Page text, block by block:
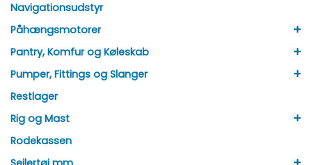
Navigationsudstyr
Påhængsmotorer
+
Pantry, Komfur og Køleskab +
Pumper, Fittings og Slanger +
Restlager
Rig og Mast
+
Rodekassen